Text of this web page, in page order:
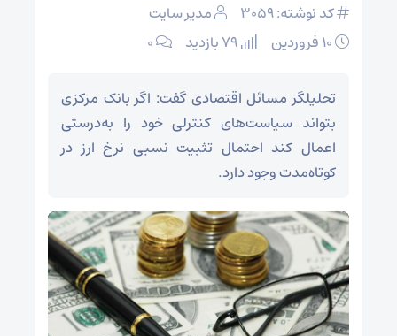
کد نوشته: 3059
مدیر سایت
۰
تحلیلگر مسائل اقتصادی گفت: اگر بانک مرکزی
بتواند سیاست‌های کنترلی خود را به‌درستی
اعمال کند احتمال تثبیت نسبی نرخ ارز در
کوتاه‌مدت وجود دارد.